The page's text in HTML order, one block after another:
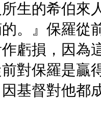
生的希伯來
。』保羅從
虧損，因為
對保羅是贏
基督對他都